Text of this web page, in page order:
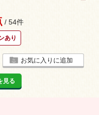
/ 54件
あり
お気に入りに追加
見る